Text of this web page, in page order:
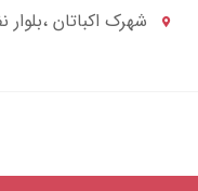
شهرک اکباتان ،بلوار